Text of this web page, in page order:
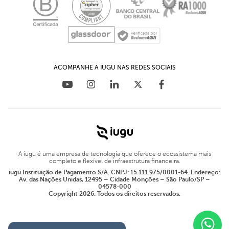
Materiais Ricos
Plug-in para WHMCS
ACOMPANHE A IUGU NAS REDES SOCIAIS
A iugu é uma empresa de tecnologia que oferece o ecossistema mais
completo e flexível de infraestrutura financeira.
iugu Instituição de Pagamento S/A. CNPJ: 15.111.975/0001-64. Endereço:
Av. das Nações Unidas, 12495 – Cidade Monções – São Paulo/SP –
04578-000
Copyright 2026. Todos os direitos reservados.